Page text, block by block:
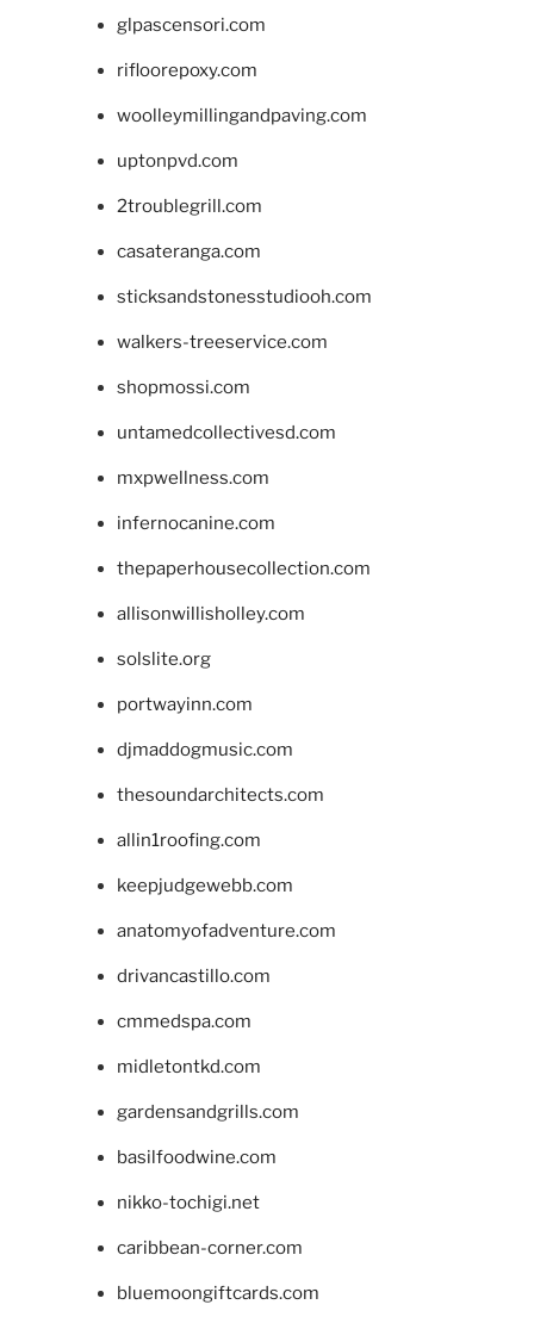
glpascensori.com
rifloorepoxy.com
woolleymillingandpaving.com
uptonpvd.com
2troublegrill.com
casateranga.com
sticksandstonesstudiooh.com
walkers-treeservice.com
shopmossi.com
untamedcollectivesd.com
mxpwellness.com
infernocanine.com
thepaperhousecollection.com
allisonwillisholley.com
solslite.org
portwayinn.com
djmaddogmusic.com
thesoundarchitects.com
allin1roofing.com
keepjudgewebb.com
anatomyofadventure.com
drivancastillo.com
cmmedspa.com
midletontkd.com
gardensandgrills.com
basilfoodwine.com
nikko-tochigi.net
caribbean-corner.com
bluemoongiftcards.com